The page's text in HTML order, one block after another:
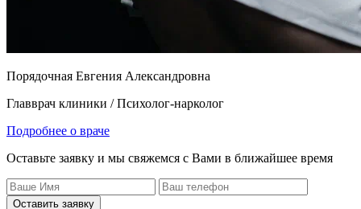
Порядочная Евгения Александровна
Главврач клиники / Психолог-нарколог
Подробнее о враче
Оставьте заявку и мы свяжемся с Вами в ближайшее время
Оставить заявку